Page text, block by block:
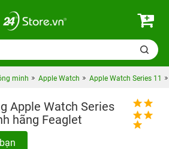
minh Apple Watch Apple Watch Series 11
Apple Watch Series
hãng Feaglet